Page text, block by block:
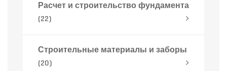
Расчет и строительство фундамента
(22)
Строительные материалы и заборы
(20)